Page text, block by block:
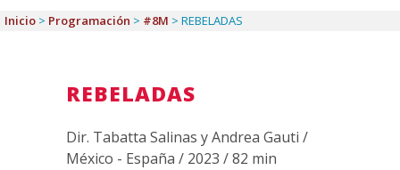
Inicio > Programación > #8M > REBELADAS
REBELADAS
Dir. Tabatta Salinas y Andrea Gauti /
México - España / 2023 / 82 min